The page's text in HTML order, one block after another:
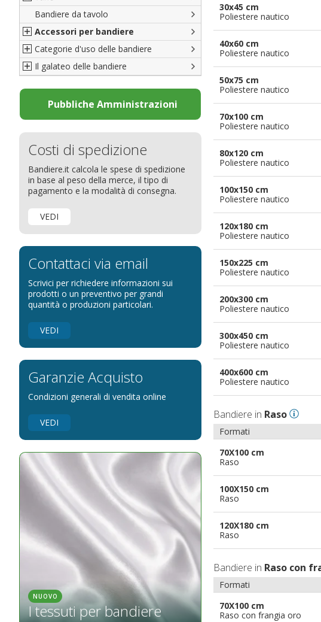
Americane
Britanniche
Resto del Mondo
Bandiere del CICAP - Think Deep
Bandiere di Orgoglio Bresciano
Organizzazioni internazionali
Diplomatiche
Bandiere Pubblicitarie
Natale e altre festività
Bandiere etniche e religiose
Bandiere da tavolo
Accessori per bandiere
Accessori per bandiere
Accessori per bandiere da tavolo
Categorie d'uso delle bandiere
Bandiere segnavento
Bandiere per sbandieratori
Bandiere per barche
Bandiere per hotel
Bandiere per eventi
Bandiere per biciclette
Bandiere per autosaloni
Bandiere Palio
Bandiere per enti pubblici
Bandiere per riserve naturali e parchi
Bandiere per musicisti
Bandiere per feste
pennoni per bandiere
Il galateo delle bandiere
La bandiera
Come disporre le bandiere
Dimensioni delle bandiere
Come piegare il tricolore
Pubbliche Amministrazioni
Costi di spedizione
Bandiere.it calcola le spese di spedizione
in base al peso della merce, il tipo di
pagamento e la modalità di consegna.
VEDI
Contattaci via email
Scrivici per richiedere informazioni sui
prodotti o un preventivo per grandi
quantità o produzioni particolari.
VEDI
Garanzie Acquisto
Condizioni generali di vendita online
VEDI
NUOVO
I tessuti per bandiere
30x45 cm
Poliestere nautico
40x60 cm
Poliestere nautico
50x75 cm
Poliestere nautico
70x100 cm
Poliestere nautico
80x120 cm
Poliestere nautico
100x150 cm
Poliestere nautico
120x180 cm
Poliestere nautico
150x225 cm
Poliestere nautico
200x300 cm
Poliestere nautico
300x450 cm
Poliestere nautico
400x600 cm
Poliestere nautico
Bandiere in Raso
Formati
70X100 cm
Raso
100X150 cm
Raso
120X180 cm
Raso
Bandiere in Raso con
Formati
70X100 cm
Raso con frangia oro